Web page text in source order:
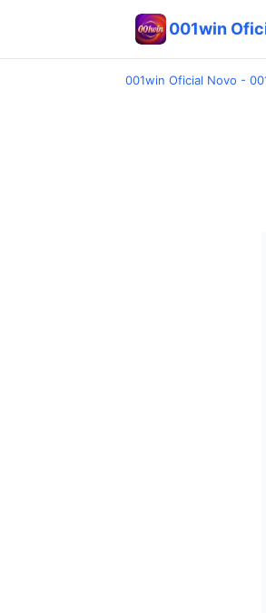
001win
001win Oficial Novo -